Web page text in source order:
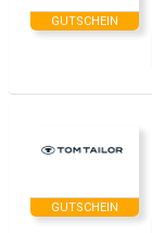
GUTSCHEIN
GUTSCHEIN